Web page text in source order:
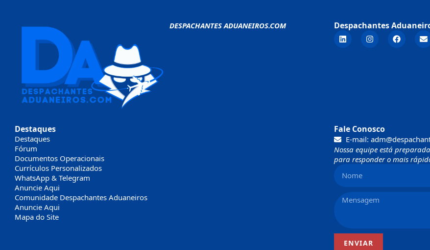
DESPACHANTES ADUANEIROS.COM Despachantes
Destaques
Destaques
Fórum
Documentos Operacionais
Currículos Personalizados
WhatsApp & Telegram
Anuncie Aqui
Comunidade Despachantes Aduaneiros
Anuncie Aqui
Mapa do Site
Fale Conosco
E-mail:
Nossa equipe está preparada
para responder o mais
ENVIAR